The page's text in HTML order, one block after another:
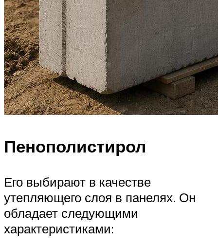
Пенополистирол
Его выбирают в качестве
утепляющего слоя в панелях. Он
обладает следующими
характеристиками: